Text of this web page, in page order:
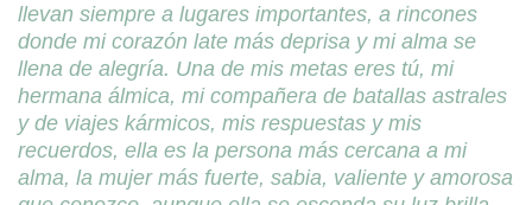
llevan siempre a lugares importantes, a rincones
donde mi corazón late más deprisa y mi alma se
llena de alegría. Una de mis metas eres tú, mi
hermana álmica, mi compañera de batallas astrales
y de viajes kármicos, mis respuestas y mis
recuerdos, ella es la persona más cercana a mi
alma, la mujer más fuerte, sabia, valiente y amorosa